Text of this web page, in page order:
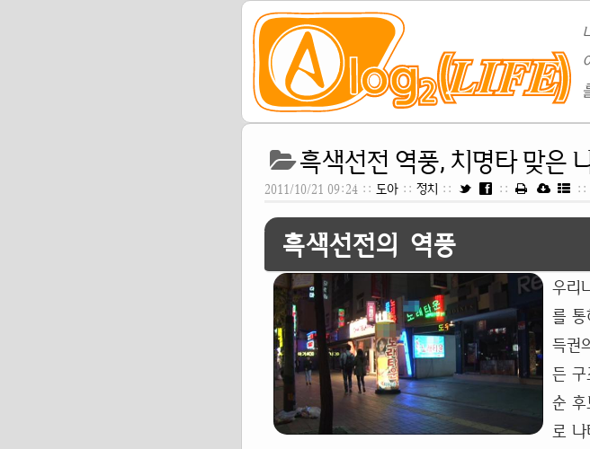
흑색선전 역풍, 치명타 맞은
2011/10/21 09:24 :: 도아 :: 정치 :: :: ::
흑색선전의 역풍
우리
를 통
득권
든 구
순 후
로